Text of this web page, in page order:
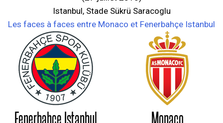
Istanbul, Stade Sükrü Saracoglu
Les faces à faces entre Monaco et Fenerbahçe Istanbul
Fenerbahçe Istanbul Monaco